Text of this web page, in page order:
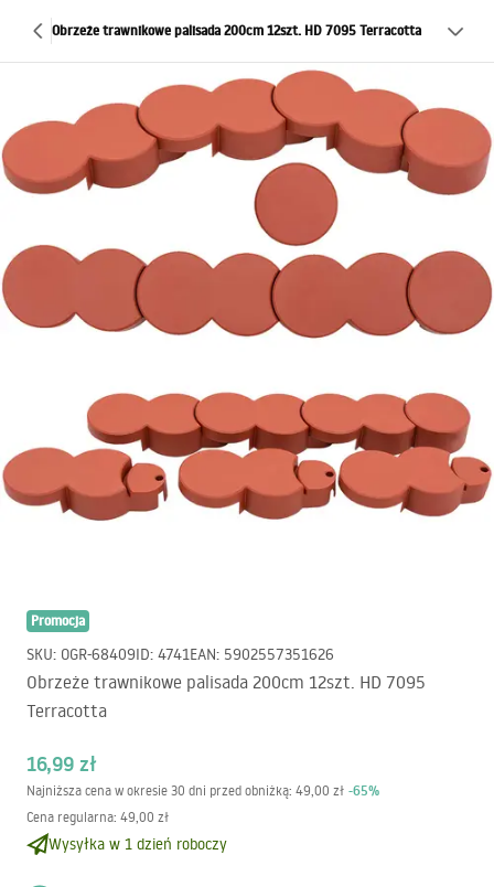
Obrzeże trawnikowe palisada 200cm 12szt. HD 7095 Terracotta
Promocja
SKU: OGR-68409ID: 4741EAN: 5902557351626
Obrzeże trawnikowe palisada 200cm 12szt. HD 7095
Terracotta
16,99 zł
Najniższa cena w okresie 30 dni przed obniżką: 49,00 zł -65%
Cena regularna: 49,00 zł
Wysyłka w 1 dzień roboczy